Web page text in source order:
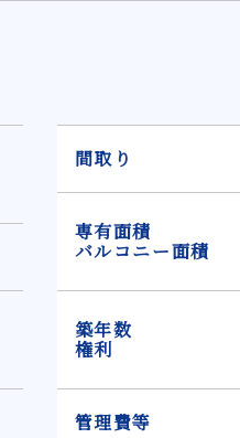
間取り
専有面積
バルコニー面積
築年数
権利
管理費等